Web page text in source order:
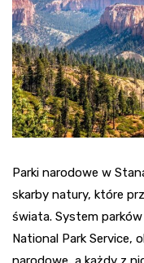
Parki narodowe w
skarby natury, które
świata. System
National Park Service,